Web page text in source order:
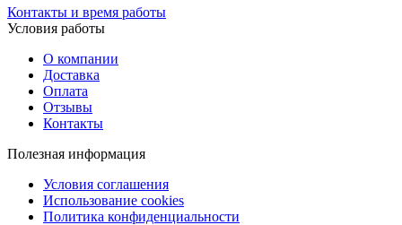
Контакты и время работы
Условия работы
О компании
Доставка
Оплата
Отзывы
Контакты
Полезная информация
Условия соглашения
Использование cookies
Политика конфиденциальности